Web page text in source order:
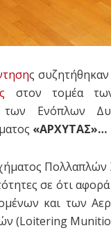
ς
στον τομέα
των Ενόπλων
«ΑΡΧΥΤΑΣ»…
Πολλαπλών
σε ότι
και των
(Loitering